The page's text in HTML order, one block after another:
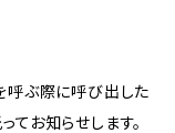
呼ぶ際に呼び出した
お知らせします。